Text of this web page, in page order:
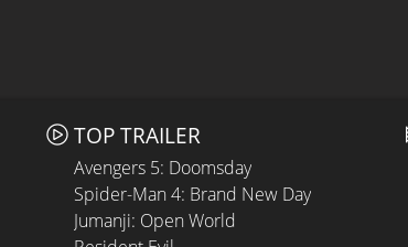
TOP TRAILER
Avengers 5: Doomsday
Spider-Man 4: Brand New Day
Jumanji: Open World